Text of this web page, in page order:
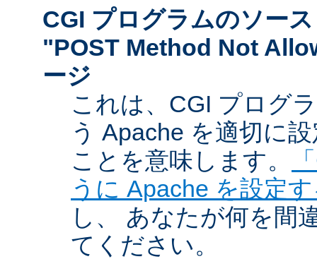
CGI プログラムのソー
"POST Method Not
ージ
これは、CGI プログ
う Apache を適切に
ことを意味します。
うに Apache を設定
し、 あなたが何を間
てください。